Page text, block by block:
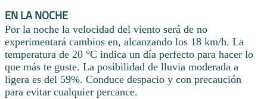
EN LA NOCHE
Por la noche la velocidad del viento será de no
experimentará cambios en, alcanzando los 18 km/h. La
temperatura de 20 °C indica un día perfecto para hacer lo
que más te guste. La posibilidad de lluvia moderada a
ligera es del 59%. Conduce despacio y con precaución
para evitar cualquier percance.